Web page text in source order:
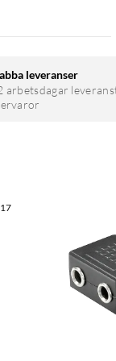
leveranser
arbetsdagar